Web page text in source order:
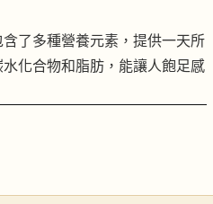
了多種營養元素，提供一天所
化合物和脂肪，能讓人飽足感